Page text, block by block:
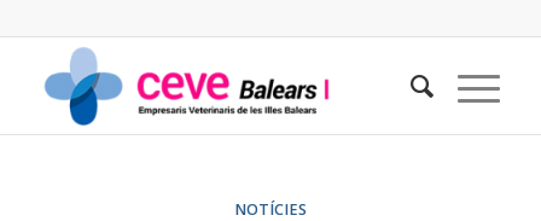
NOTÍCIES